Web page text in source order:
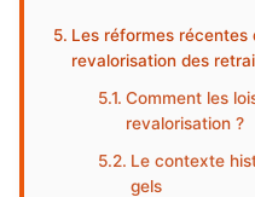
Les réformes récentes
revalorisation des
Comment les
revalorisation ?
Le contexte
gels